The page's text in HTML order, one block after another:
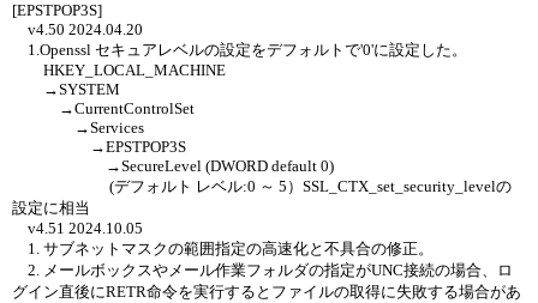
[EPSTPOP3S]
v4.50 2024.04.20
1.Openssl セキュアレベルの設定をデフォルトで'0'に設定した。
HKEY_LOCAL_MACHINE
→SYSTEM
→CurrentControlSet
→Services
→EPSTPOP3S
→SecureLevel (DWORD default 0)
(デフォルト レベル:0 ～ 5）SSL_CTX_set_security_levelの
設定に相当
v4.51 2024.10.05
1. サブネットマスクの範囲指定の高速化と不具合の修正。
2. メールボックスやメール作業フォルダの指定がUNC接続の場合、ロ
グイン直後にRETR命令を実行するとファイルの取得に失敗する場合があ